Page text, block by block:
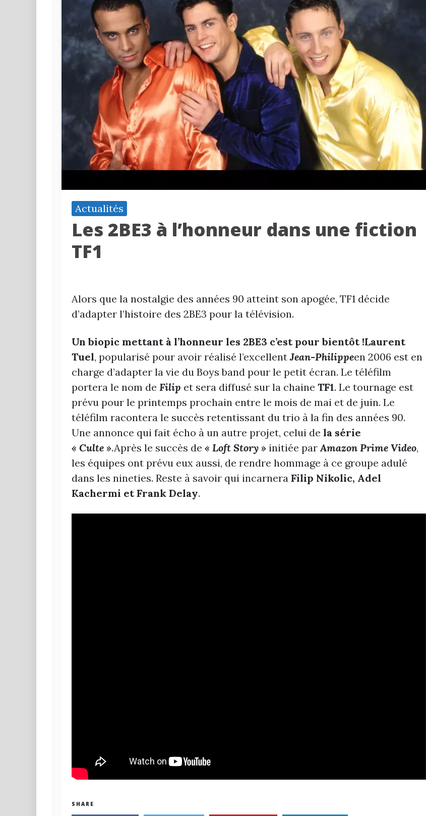
Actualités
Les 2BE3 à l’honneur dans une fiction
TF1
Alors que la nostalgie des années 90 atteint son apogée, TF1 décide
d’adapter l’histoire des 2BE3 pour la télévision.
Un biopic mettant à l’honneur les 2BE3 c’est pour bientôt !Laurent
Tuel, popularisé pour avoir réalisé l’excellentJean-Philippeen 2006 est en
charge d’adapter la vie du Boys band pour le petit écran. Le téléfilm
portera le nom de Filip et sera diffusé sur la chaine TF1. Le tournage est
prévu pour le printemps prochain entre le mois de mai et de juin. Le
téléfilm racontera le succès retentissant du trio à la fin des années 90.
Une annonce qui fait écho à un autre projet, celui de la série
« Culte ».Après le succès de « Loft Story » initiée parAmazon Prime Video,
les équipes ont prévu eux aussi, de rendre hommage à ce groupe adulé
dans les nineties. Reste à savoir qui incarnera Filip Nikolic, Adel
Kachermi et Frank Delay.
SHARE